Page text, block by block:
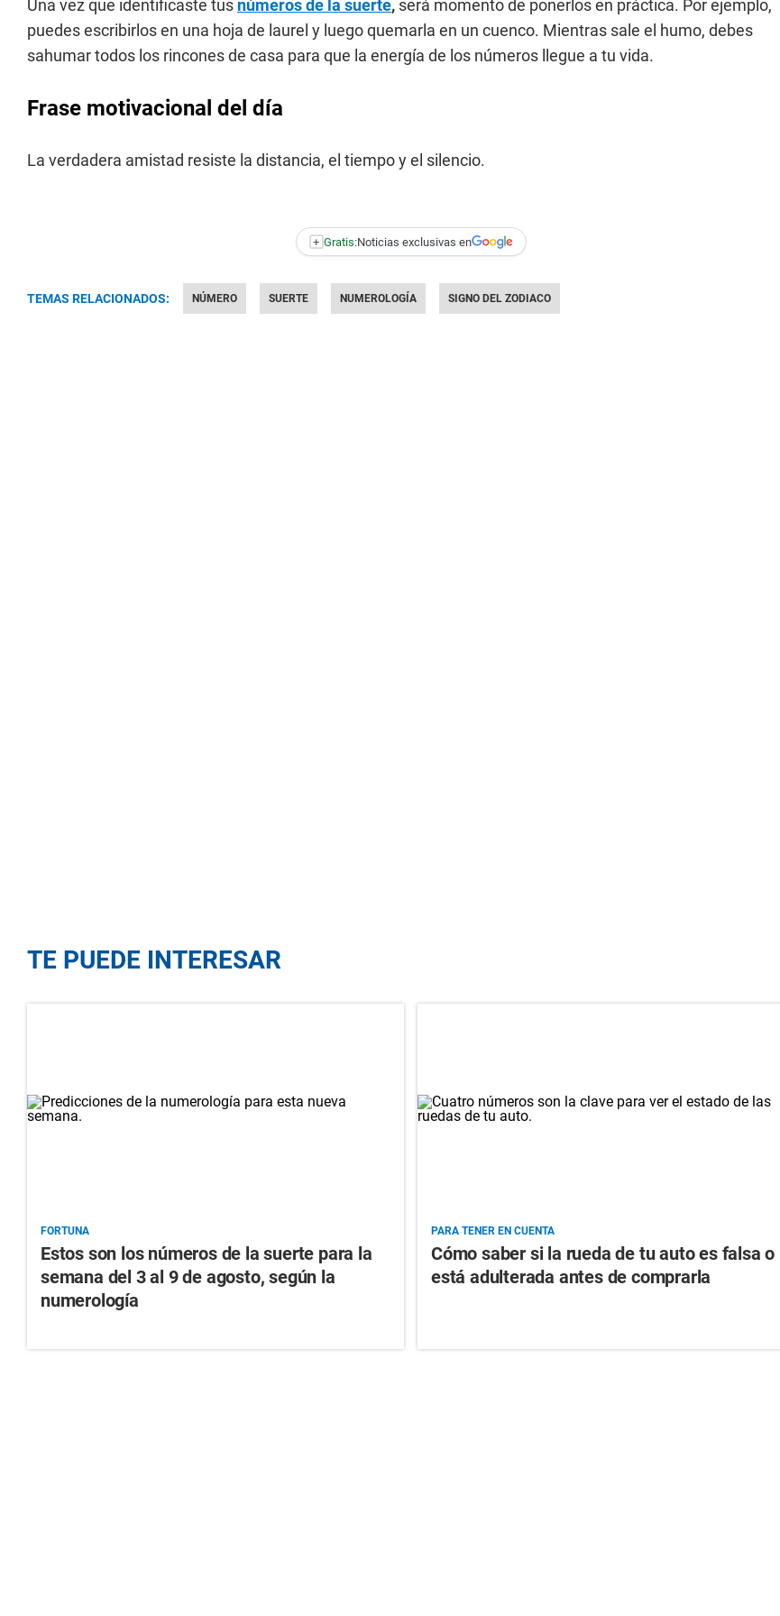
Una vez que identificaste tus números de la suerte, será momento de ponerlos en práctica. Por ejemplo,
puedes escribirlos en una hoja de laurel y luego quemarla en un cuenco. Mientras sale el humo, debes
sahumar todos los rincones de casa para que la energía de los números llegue a tu vida.
Frase motivacional del día
La verdadera amistad resiste la distancia, el tiempo y el silencio.
+ Gratis:Noticias exclusivas en
TEMAS RELACIONADOS: NÚMERO SUERTE NUMEROLOGÍA SIGNO DEL ZODIACO
TE PUEDE INTERESAR
FORTUNA
Estos son los números de la suerte para la
semana del 3 al 9 de agosto, según la
numerología
PARA TENER EN CUENTA
Cómo saber si la rueda de tu auto es falsa o
está adulterada antes de comprarla